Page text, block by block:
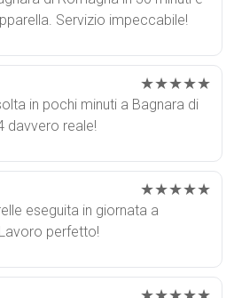
Servizio impeccabile!
★★★★★
in pochi minuti a Bagnara di
davvero reale!
★★★★★
eseguita in giornata a
perfetto!